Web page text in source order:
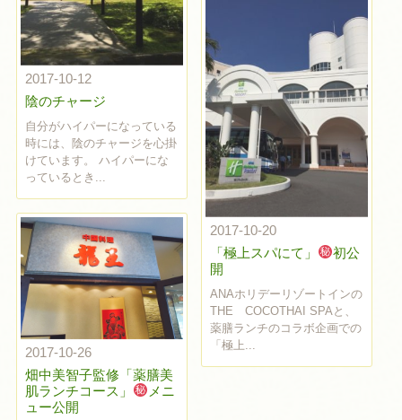
2017-10-12
陰のチャージ
自分がハイパーになっている
時には、陰のチャージを心掛
けています。 ハイパーにな
っているとき...
2017-10-20
「極上スパにて」
初公
開
ANAホリデーリゾートインの
THE COCOTHAI SPAと、
薬膳ランチのコラボ企画での
「極上...
2017-10-26
畑中美智子監修「薬膳美
肌ランチコース」
メニ
ュー公開